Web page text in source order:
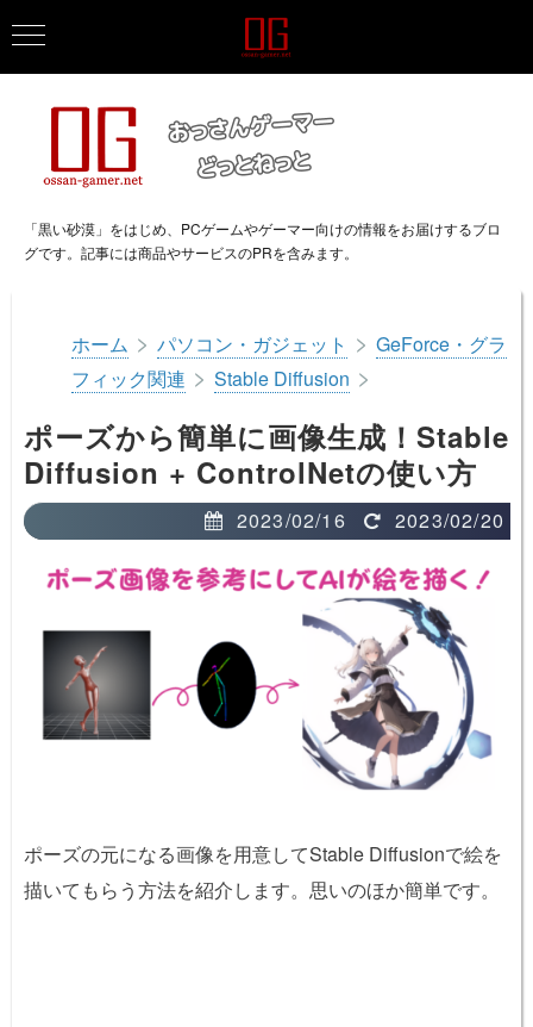
「黒い砂漠」をはじめ、PCゲームやゲーマー向けの情報をお届けするブロ
グです。記事には商品やサービスのPRを含みます。
ホーム > パソコン・ガジェット > GeForce・グラ
フィック関連 > Stable Diffusion >
ポーズから簡単に画像生成！Stable
Diffusion + ControlNetの使い方
2023/02/16 2023/02/20
ポーズの元になる画像を用意してStable Diffusionで絵を
描いてもらう方法を紹介します。思いのほか簡単です。